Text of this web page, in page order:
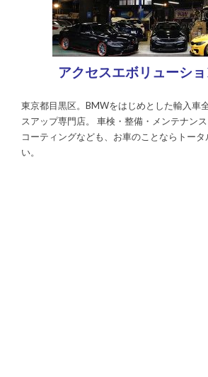
アクセスエボリューシ
東京都目黒区。BMWをはじめとした輸入車
スアップ専門店。 車検・整備・メンテナン
コーティングなども、お車のことならトータ
い。